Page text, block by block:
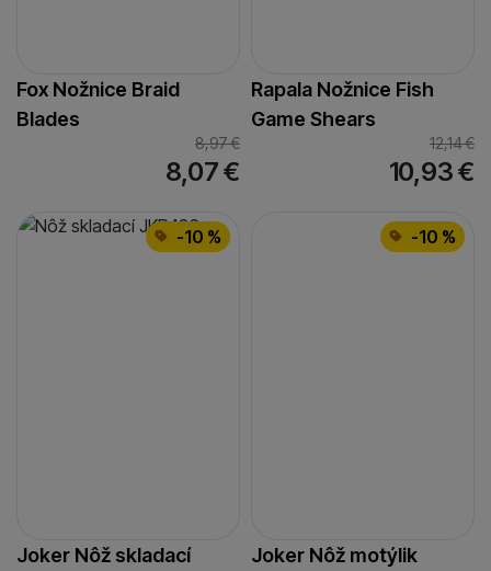
Fox Nožnice Braid
Blades
8,97€
8,07€
Rapala Nožnice Fish
Game Shears
12,14€
10,93€
-10 %
Joker Nôž skladací
-10 %
Joker Nôž motýlik